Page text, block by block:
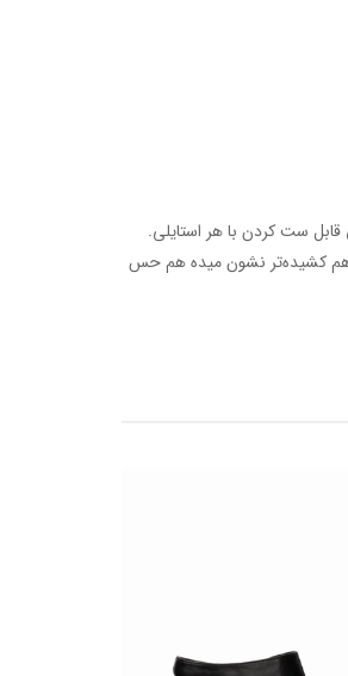
ست کردن با هر استایلی.
هم کشیده‌تر نشون میده هم حس